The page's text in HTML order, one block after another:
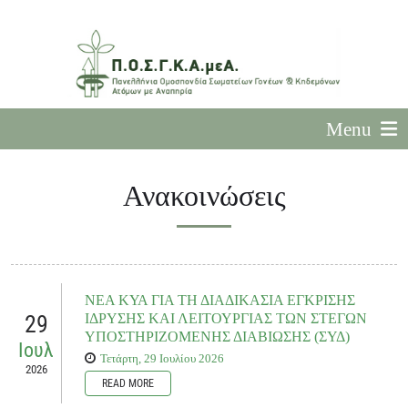
Menu
Ανακοινώσεις
29
Ιουλ
2026
ΝΕΑ ΚΥΑ ΓΙΑ ΤΗ ΔΙΑΔΙΚΑΣΙΑ ΕΓΚΡΙΣΗΣ
ΙΔΡΥΣΗΣ ΚΑΙ ΛΕΙΤΟΥΡΓΙΑΣ ΤΩΝ ΣΤΕΓΩΝ
ΥΠΟΣΤΗΡΙΖΟΜΕΝΗΣ ΔΙΑΒΙΩΣΗΣ (ΣΥΔ)
Τετάρτη, 29 Ιουλίου 2026
READ MORE